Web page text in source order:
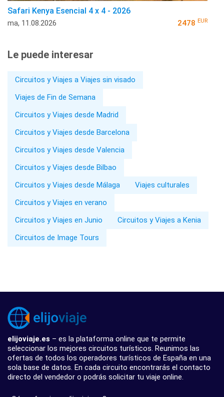
Safari Kenya Esencial 4 x 4 - 2026
ma, 11.08.2026 2478 EUR
Le puede interesar
Circuitos y Viajes a Viajes sin visado
Viajes de Fin de Semana
Circuitos y Viajes desde Madrid
Circuitos y Viajes desde Barcelona
Circuitos y Viajes desde Valencia
Circuitos y Viajes desde Bilbao
Circuitos y Viajes desde Málaga
Viajes culturales
Circuitos y Viajes en verano
Circuitos y Viajes en Junio
Circuitos y Viajes a Kenia
Circuitos de Image Tours
elijoviaje.es – es la plataforma online que te permite
seleccionar los mejores circuitos turísticos. Reunimos las
ofertas de todos los operadores turísticos de España en una
sola base de datos. En cada circuito encontrarás el contacto
directo del vendedor o podrás solicitar tu viaje online.